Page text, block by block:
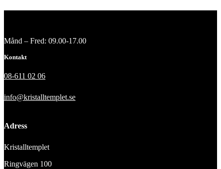
Månd – Fred: 09.00-17.00
Kontakt
08-611 02 06
info@kristalltemplet.se
Adress
Kristalltemplet
Ringvägen 100